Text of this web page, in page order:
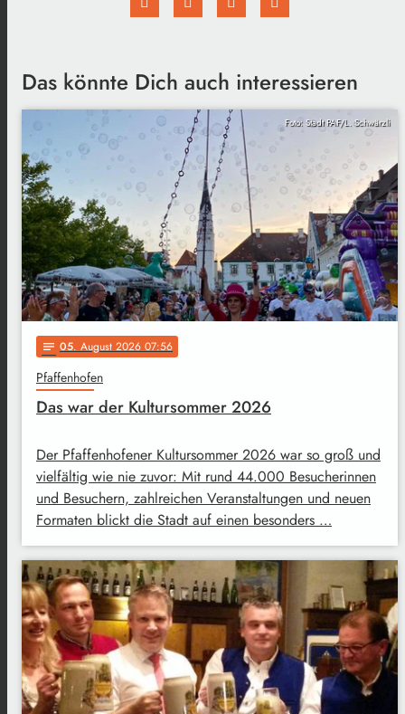
Das könnte Dich auch interessieren
Foto: Stadt PAF/L. Schwärzli
notes 05. August 2026 07:56
Pfaffenhofen
Das war der Kultursommer 2026
Der Pfaffenhofener Kultursommer 2026 war so groß und
vielfältig wie nie zuvor: Mit rund 44.000 Besucherinnen
und Besuchern, zahlreichen Veranstaltungen und neuen
Formaten blickt die Stadt auf einen besonders …